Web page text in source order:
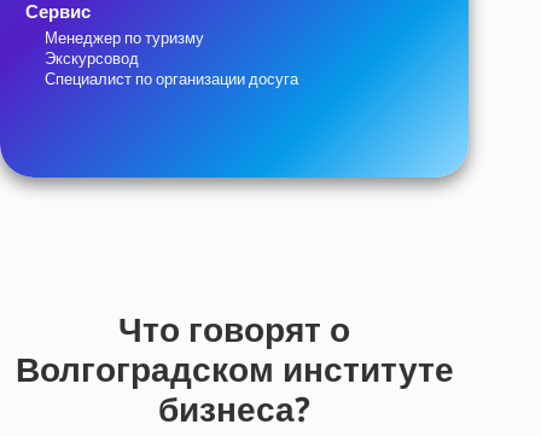
Сервис
Менеджер по туризму
Экскурсовод
Специалист по организации досуга
Что говорят о
Волгоградском институте
бизнеса?